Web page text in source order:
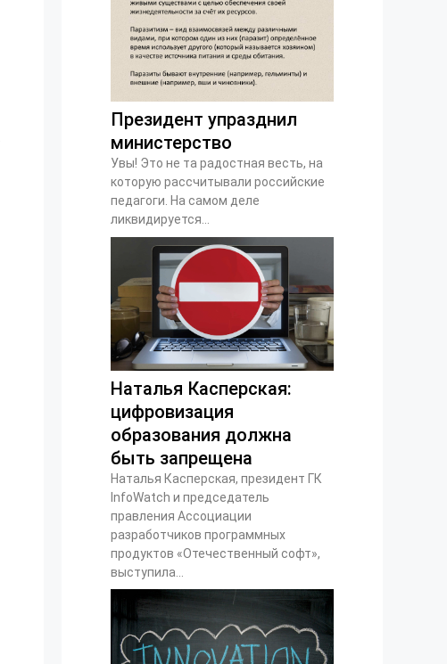
Президент упразднил
министерство
Увы! Это не та радостная весть, на
которую рассчитывали российские
педагоги. На самом деле
ликвидируется...
Наталья Касперская:
цифровизация
образования должна
быть запрещена
Наталья Касперская, президент ГК
InfoWatch и председатель
правления Ассоциации
разработчиков программных
продуктов «Отечественный софт»,
выступила...